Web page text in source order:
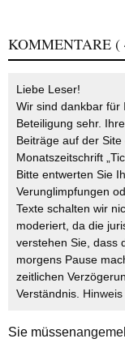
KOMMENTARE (
Liebe Leser!
Wir sind dankbar für
Beteiligung sehr.
Beiträge auf der
Monatszeitschrift
Bitte entwerten Sie
Verunglimpfungen
Texte schalten wir
moderiert, da die
verstehen Sie, dass
morgens Pause
zeitlichen
Verständnis. Hinweis
Sie müssen